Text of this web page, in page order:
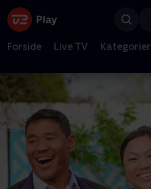
Forside Live TV Kategorier